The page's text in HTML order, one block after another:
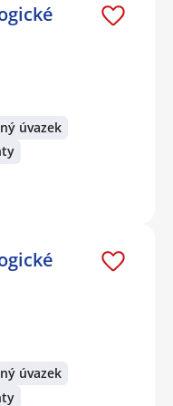
úvazek
úvazek